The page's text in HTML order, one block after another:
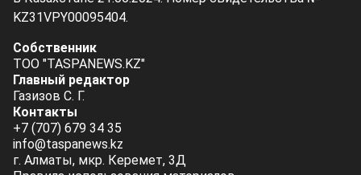
KZ31VPY00095404.
Собственник
ТОО "TASPANEWS.KZ"
Главный редактор
Газизов С. Г.
Контакты
+7 (707) 679 34 35
info@taspanews.kz
г. Алматы, мкр. Керемет, 3Д